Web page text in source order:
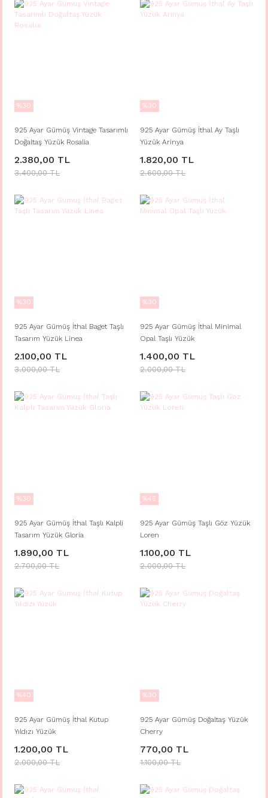
%30
925 Ayar Gümüş Vintage Tasarımlı
Doğaltaş Yüzük Rosalia
2.380,00 TL
3.400,00 TL
%30
925 Ayar Gümüş İthal Ay Taşlı
Yüzük Arinya
1.820,00 TL
2.600,00 TL
%30
925 Ayar Gümüş İthal Baget Taşlı
Tasarım Yüzük Linea
2.100,00 TL
3.000,00 TL
%30
925 Ayar Gümüş İthal Minimal
Opal Taşlı Yüzük
1.400,00 TL
2.000,00 TL
%30
925 Ayar Gümüş İthal Taşlı Kalpli
Tasarım Yüzük Gloria
1.890,00 TL
2.700,00 TL
%45
925 Ayar Gümüş Taşlı Göz Yüzük
Loren
1.100,00 TL
2.000,00 TL
%40
925 Ayar Gümüş İthal Kutup
Yıldızı Yüzük
1.200,00 TL
2.000,00 TL
%30
925 Ayar Gümüş Doğaltaş Yüzük
Cherry
770,00 TL
1.100,00 TL